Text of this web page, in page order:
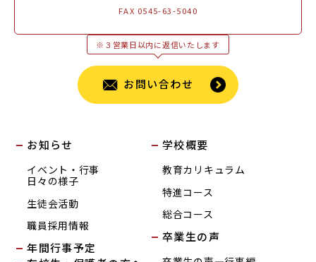
FAX 0545-63-5040
※３営業日以内に返信いたします
お問い合わせ
お知らせ
イベント・行事
日々の様子
生徒会活動
職員採用情報
年間行事予定
学校概要
教育カリキュラム
特進コース
総合コース
卒業生の声